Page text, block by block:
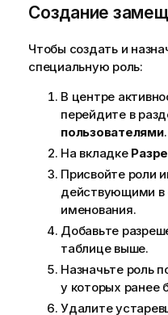
и
к
п
д
с
к
а
з
к
е
Создание
Чтобы создать и
специальную роль:
В центре
перейдите в
пользователями.
На вкладке
Присвойте роли
действующими в
именования.
Добавьте
таблице выше.
Назначьте роль
у которых ранее
Удалите